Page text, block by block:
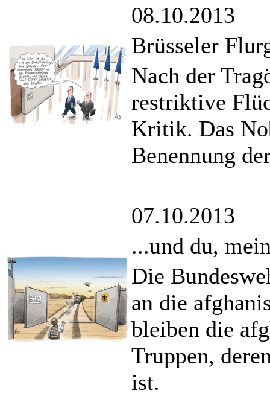
08.10.2013
Brüsseler
Nach der
restriktive
Kritik. Das
Benennung
07.10.2013
...und du,
Die
an die
bleiben die
Truppen,
ist.